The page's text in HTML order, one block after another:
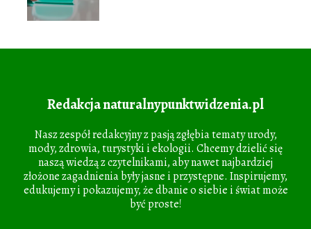
Redakcja naturalnypunktwidzenia.pl
Nasz zespół redakcyjny z pasją zgłębia tematy urody,
mody, zdrowia, turystyki i ekologii. Chcemy dzielić się
naszą wiedzą z czytelnikami, aby nawet najbardziej
złożone zagadnienia były jasne i przystępne. Inspirujemy,
edukujemy i pokazujemy, że dbanie o siebie i świat może
być proste!